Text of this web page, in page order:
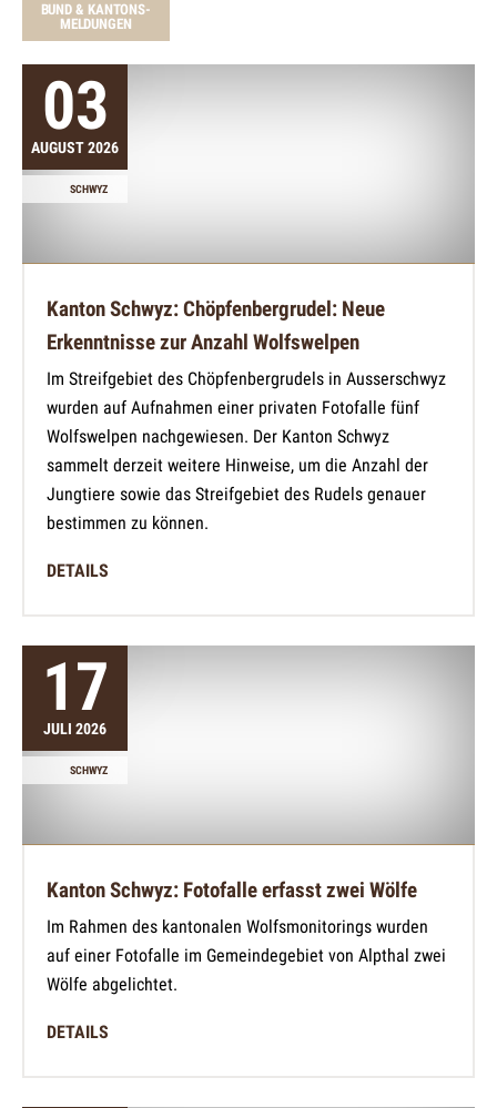
BUND & KANTONS­
MELDUNGEN
03
AUGUST 2026
SCHWYZ
Kanton Schwyz: Chöpfenbergrudel: Neue
Erkenntnisse zur Anzahl Wolfswelpen
Im Streifgebiet des Chöpfenbergrudels in Ausserschwyz
wurden auf Aufnahmen einer privaten Fotofalle fünf
Wolfswelpen nachgewiesen. Der Kanton Schwyz
sammelt derzeit weitere Hinweise, um die Anzahl der
Jungtiere sowie das Streifgebiet des Rudels genauer
bestimmen zu können.
DETAILS
17
JULI 2026
SCHWYZ
Kanton Schwyz: Fotofalle erfasst zwei Wölfe
Im Rahmen des kantonalen Wolfsmonitorings wurden
auf einer Fotofalle im Gemeindegebiet von Alpthal zwei
Wölfe abgelichtet.
DETAILS